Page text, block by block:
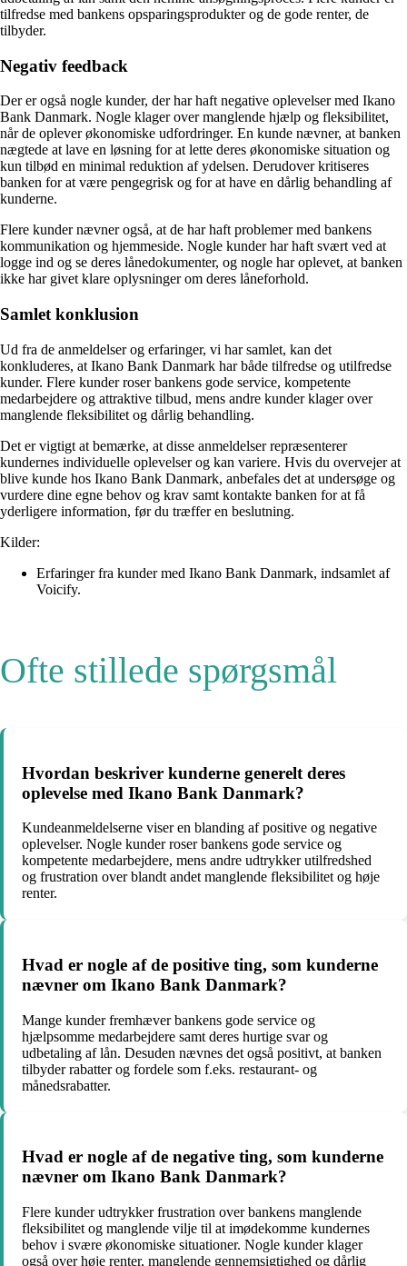
tilfredse med bankens opsparingsprodukter og de gode renter, de
tilbyder.
Negativ feedback
Der er også nogle kunder, der har haft negative oplevelser med Ikano
Bank Danmark. Nogle klager over manglende hjælp og fleksibilitet,
når de oplever økonomiske udfordringer. En kunde nævner, at banken
nægtede at lave en løsning for at lette deres økonomiske situation og
kun tilbød en minimal reduktion af ydelsen. Derudover kritiseres
banken for at være pengegrisk og for at have en dårlig behandling af
kunderne.
Flere kunder nævner også, at de har haft problemer med bankens
kommunikation og hjemmeside. Nogle kunder har haft svært ved at
logge ind og se deres lånedokumenter, og nogle har oplevet, at banken
ikke har givet klare oplysninger om deres låneforhold.
Samlet konklusion
Ud fra de anmeldelser og erfaringer, vi har samlet, kan det
konkluderes, at Ikano Bank Danmark har både tilfredse og utilfredse
kunder. Flere kunder roser bankens gode service, kompetente
medarbejdere og attraktive tilbud, mens andre kunder klager over
manglende fleksibilitet og dårlig behandling.
Det er vigtigt at bemærke, at disse anmeldelser repræsenterer
kundernes individuelle oplevelser og kan variere. Hvis du overvejer at
blive kunde hos Ikano Bank Danmark, anbefales det at undersøge og
vurdere dine egne behov og krav samt kontakte banken for at få
yderligere information, før du træffer en beslutning.
Kilder:
Erfaringer fra kunder med Ikano Bank Danmark, indsamlet af
Voicify.
Ofte stillede spørgsmål
Hvordan beskriver kunderne generelt deres
oplevelse med Ikano Bank Danmark?
Kundeanmeldelserne viser en blanding af positive og negative
oplevelser. Nogle kunder roser bankens gode service og
kompetente medarbejdere, mens andre udtrykker utilfredshed
og frustration over blandt andet manglende fleksibilitet og høje
renter.
Hvad er nogle af de positive ting, som kunderne
nævner om Ikano Bank Danmark?
Mange kunder fremhæver bankens gode service og
hjælpsomme medarbejdere samt deres hurtige svar og
udbetaling af lån. Desuden nævnes det også positivt, at banken
tilbyder rabatter og fordele som f.eks. restaurant- og
månedsrabatter.
Hvad er nogle af de negative ting, som kunderne
nævner om Ikano Bank Danmark?
Flere kunder udtrykker frustration over bankens manglende
fleksibilitet og manglende vilje til at imødekomme kundernes
behov i svære økonomiske situationer. Nogle kunder klager
også over høje renter, manglende gennemsigtighed og dårlig